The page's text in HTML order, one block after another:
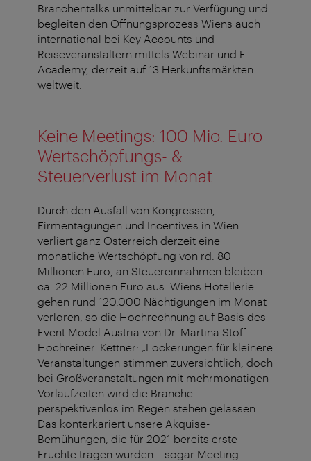
Branchentalks unmittelbar zur Verfügung und
begleiten den Öffnungsprozess Wiens auch
international bei Key Accounts und
Reiseveranstaltern mittels Webinar und E-
Academy, derzeit auf 13 Herkunftsmärkten
weltweit.
Keine Meetings: 100 Mio. Euro
Wertschöpfungs- &
Steuerverlust im Monat
Durch den Ausfall von Kongressen,
Firmentagungen und Incentives in Wien
verliert ganz Österreich derzeit eine
monatliche Wertschöpfung von rd. 80
Millionen Euro, an Steuereinnahmen bleiben
ca. 22 Millionen Euro aus. Wiens Hotellerie
gehen rund 120.000 Nächtigungen im Monat
verloren, so die Hochrechnung auf Basis des
Event Model Austria von Dr. Martina Stoff-
Hochreiner. Kettner: „Lockerungen für kleinere
Veranstaltungen stimmen zuversichtlich, doch
bei Großveranstaltungen mit mehrmonatigen
Vorlaufzeiten wird die Branche
perspektivenlos im Regen stehen gelassen.
Das konterkariert unsere Akquise-
Bemühungen, die für 2021 bereits erste
Früchte tragen würden – sogar Meeting-